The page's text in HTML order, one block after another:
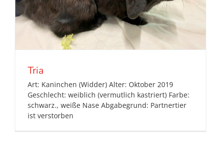
Tria
Art: Kaninchen (Widder) Alter: Oktober 2019
Geschlecht: weiblich (vermutlich kastriert) Farbe:
schwarz., weiße Nase Abgabegrund: Partnertier
ist verstorben